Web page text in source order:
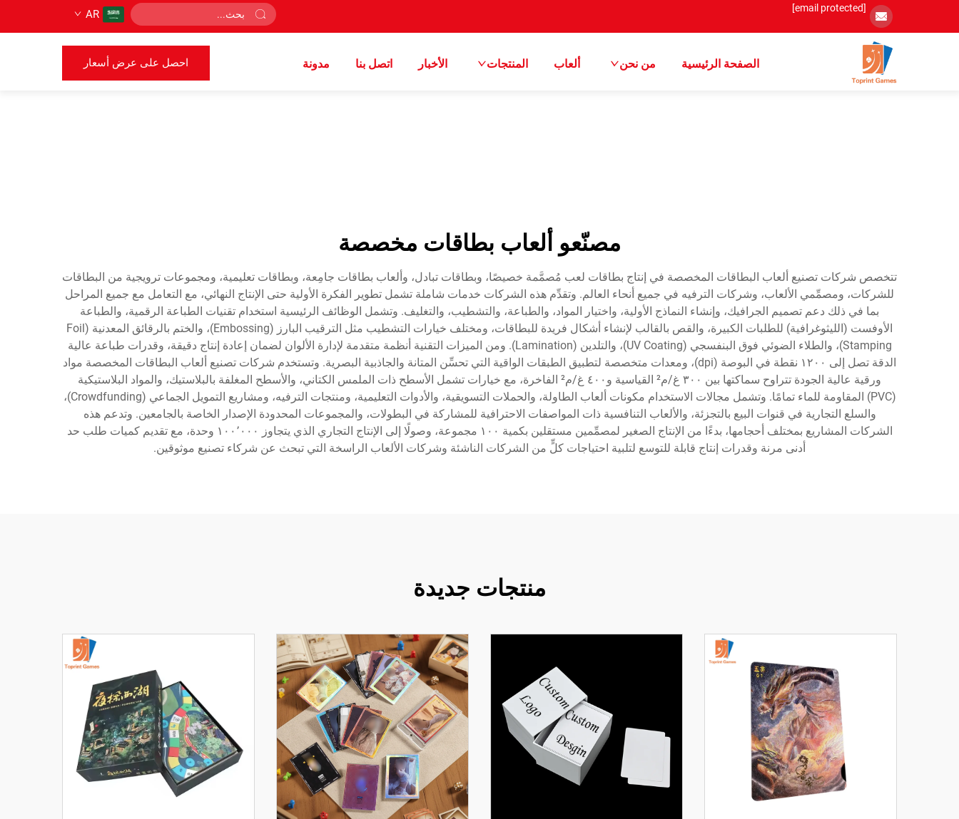
[email protected]
AR
الصفحة الرئيسية من نحن ألعاب المنتجات الأخبار اتصل بنا مدونة احصل على عرض أسعار
مصنّعو ألعاب بطاقات مخصصة
تتخصص شركات تصنيع ألعاب البطاقات المخصصة في إنتاج بطاقات لعب مُصمَّمة خصيصًا، وبطاقات تبادل، وألعاب بطاقات جامِعة، وبطاقات تعليمية، ومجموعات ترويجية من البطاقات
للشركات، ومصمِّمي الألعاب، وشركات الترفيه في جميع أنحاء العالم. وتقدِّم هذه الشركات خدمات شاملة تشمل تطوير الفكرة الأولية حتى الإنتاج النهائي، مع التعامل مع جميع المراحل
بما في ذلك دعم تصميم الجرافيك، وإنشاء النماذج الأولية، واختيار المواد، والطباعة، والتشطيب، والتغليف. وتشمل الوظائف الرئيسية استخدام تقنيات الطباعة الرقمية، والطباعة
الأوفست (الليثوغرافية) للطلبات الكبيرة، والقص بالقالب لإنشاء أشكال فريدة للبطاقات، ومختلف خيارات التشطيب مثل الترقيب البارز (Embossing)، والختم بالرقائق المعدنية (Foil
Stamping)، والطلاء الضوئي فوق البنفسجي (UV Coating)، والتلدين (Lamination). ومن الميزات التقنية أنظمة متقدمة لإدارة الألوان لضمان إعادة إنتاج دقيقة، وقدرات طباعة عالية
الدقة تصل إلى ١٢٠٠ نقطة في البوصة (dpi)، ومعدات متخصصة لتطبيق الطبقات الواقية التي تحسِّن المتانة والجاذبية البصرية. وتستخدم شركات تصنيع ألعاب البطاقات المخصصة مواد
ورقية عالية الجودة تتراوح سماكتها بين ٣٠٠ غ/م² القياسية و٤٠٠ غ/م² الفاخرة، مع خيارات تشمل الأسطح ذات الملمس الكتاني، والأسطح المغلفة بالبلاستيك، والمواد البلاستيكية
(PVC) المقاومة للماء تمامًا. وتشمل مجالات الاستخدام مكونات ألعاب الطاولة، والحملات التسويقية، والأدوات التعليمية، ومنتجات الترفيه، ومشاريع التمويل الجماعي (Crowdfunding)،
والسلع التجارية في قنوات البيع بالتجزئة، والألعاب التنافسية ذات المواصفات الاحترافية للمشاركة في البطولات، والمجموعات المحدودة الإصدار الخاصة بالجامعين. وتدعم هذه
الشركات المشاريع بمختلف أحجامها، بدءًا من الإنتاج الصغير لمصمِّمين مستقلين بكمية ١٠٠ مجموعة، وصولًا إلى الإنتاج التجاري الذي يتجاوز ١٠٠٬٠٠٠ وحدة، مع تقديم كميات طلب حد
أدنى مرنة وقدرات إنتاج قابلة للتوسع لتلبية احتياجات كلٍّ من الشركات الناشئة وشركات الألعاب الراسخة التي تبحث عن شركاء تصنيع موثوقين.
منتجات جديدة